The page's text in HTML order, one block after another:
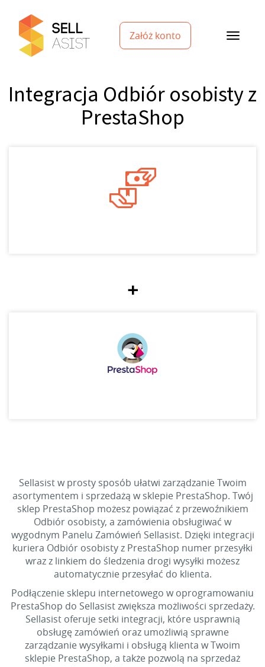
Załóż konto
Integracja Odbiór osobisty z
PrestaShop
+
Sellasist w prosty sposób ułatwi zarządzanie Twoim
asortymentem i sprzedażą w sklepie PrestaShop. Twój
sklep PrestaShop możesz powiązać z przewoźnikiem
Odbiór osobisty, a zamówienia obsługiwać w
wygodnym Panelu Zamówień Sellasist. Dzięki integracji
kuriera Odbiór osobisty z PrestaShop numer przesyłki
wraz z linkiem do śledzenia drogi wysyłki możesz
automatycznie przesyłać do klienta.
Podłączenie sklepu internetowego w oprogramowaniu
PrestaShop do Sellasist zwiększa możliwości sprzedaży.
Sellasist oferuje setki integracji, które usprawnią
obsługę zamówień oraz umożliwią sprawne
zarządzanie wysyłkami i obsługą klienta w Twoim
sklepie PrestaShop, a także pozwolą na sprzedaż